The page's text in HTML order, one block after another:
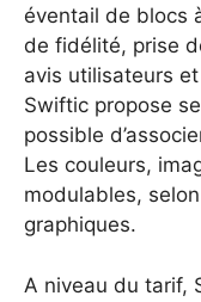
éventail de blocs
de fidélité, prise
avis utilisateurs
Swiftic propose
possible
Les couleurs,
modulables,
graphiques.
A niveau du tarif,